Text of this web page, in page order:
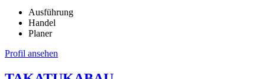
Ausführung
Handel
Planer
Profil ansehen